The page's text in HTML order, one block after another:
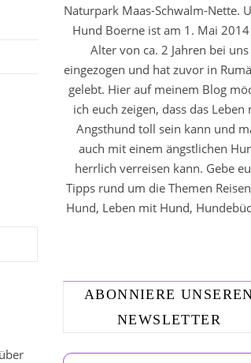
Naturpark Maas-Schwalm-Nette.
Hund Boerne ist am 1. Mai
Alter von ca. 2 Jahren bei uns
eingezogen und hat zuvor in
gelebt. Hier auf meinem Blog
ich euch zeigen, dass das Leben
Angsthund toll sein kann und
auch mit einem ängstlichen
herrlich verreisen kann. Gebe
Tipps rund um die Themen
Hund, Leben mit Hund,
ABONNIERE
NEWSLETTER